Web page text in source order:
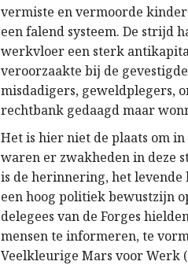
vermiste en vermoorde
een falend systeem. De strijd
werkvloer een sterk
veroorzaakte bij de
misdadigers, geweldplegers,
rechtbank gedaagd maar
Het is hier niet de plaats om
waren er zwakheden in deze
is de herinnering, het levende
een hoog politiek bewustzijn
delegees van de Forges
mensen te informeren, te
Veelkleurige Mars voor Werk